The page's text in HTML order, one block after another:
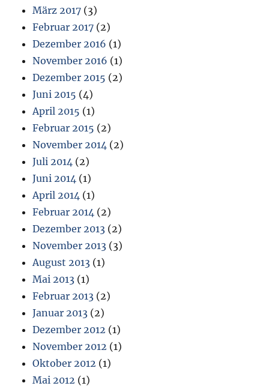
März 2017 (3)
Februar 2017 (2)
Dezember 2016 (1)
November 2016 (1)
Dezember 2015 (2)
Juni 2015 (4)
April 2015 (1)
Februar 2015 (2)
November 2014 (2)
Juli 2014 (2)
Juni 2014 (1)
April 2014 (1)
Februar 2014 (2)
Dezember 2013 (2)
November 2013 (3)
August 2013 (1)
Mai 2013 (1)
Februar 2013 (2)
Januar 2013 (2)
Dezember 2012 (1)
November 2012 (1)
Oktober 2012 (1)
Mai 2012 (1)